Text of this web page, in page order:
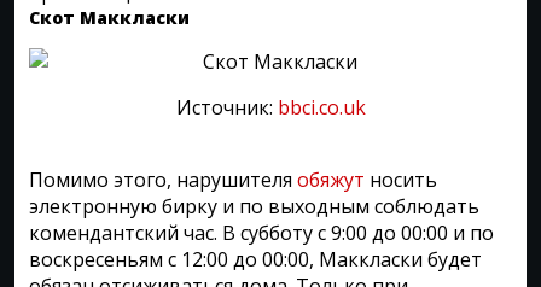
Скот Маккласки
Источник: bbci.co.uk
Помимо этого, нарушителя обяжут носить
электронную бирку и по выходным соблюдать
комендантский час. В субботу с 9:00 до 00:00 и по
воскресеньям с 12:00 до 00:00, Маккласки будет